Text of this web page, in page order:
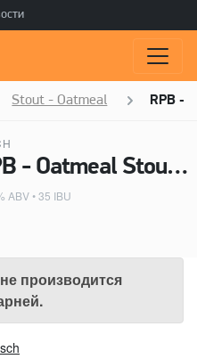
Stout - Oatmeal RPB -
Пиво RPB - Oatmeal Stout - Anheuser-Busch
ABV • 35 IBU
производится